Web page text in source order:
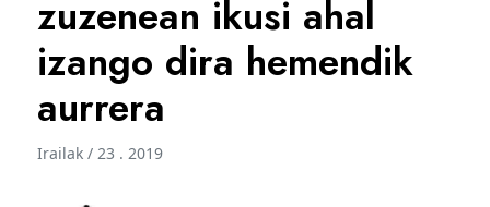
zuzenean ikusi ahal
izango dira hemendik
aurrera
Irailak / 23 . 2019